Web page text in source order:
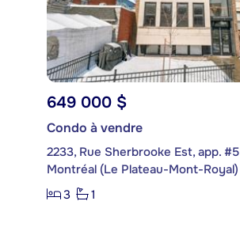
649 000 $
Condo à vendre
2233, Rue Sherbrooke Est, app. #5
Montréal (Le Plateau-Mont-Royal)
3
1